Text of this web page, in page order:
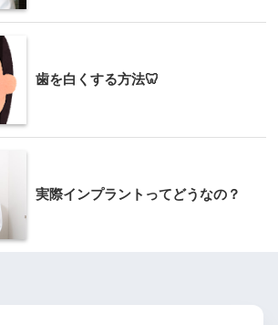
歯を白くする方法🦷
実際インプラントってどうなの？